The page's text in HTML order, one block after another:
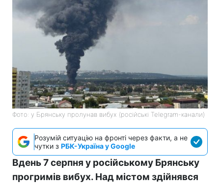
Фото: у Брянську пролунав вибух (російські Telegram-канали)
Розумій ситуацію на фронті через факти, а не
чутки з РБК-Україна у Google
Вдень 7 серпня у російському Брянську
прогримів вибух. Над містом здійнявся